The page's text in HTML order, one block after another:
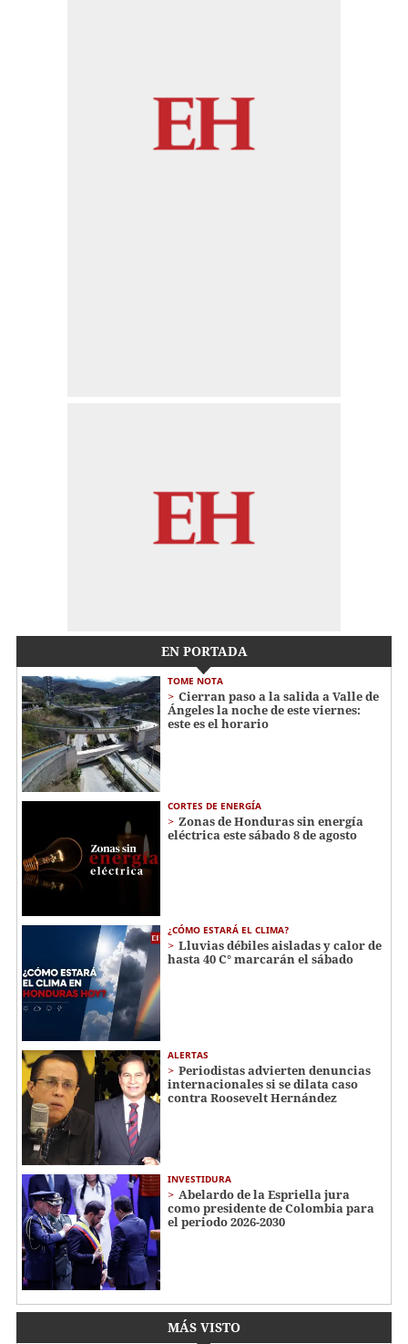
EN PORTADA
TOME NOTA
Cierran paso a la salida a Valle de
Ángeles la noche de este viernes:
este es el horario
CORTES DE ENERGÍA
Zonas de Honduras sin energía
eléctrica este sábado 8 de agosto
¿CÓMO ESTARÁ EL CLIMA?
Lluvias débiles aisladas y calor de
hasta 40 C° marcarán el sábado
ALERTAS
Periodistas advierten denuncias
internacionales si se dilata caso
contra Roosevelt Hernández
INVESTIDURA
Abelardo de la Espriella jura
como presidente de Colombia para
el periodo 2026-2030
MÁS VISTO